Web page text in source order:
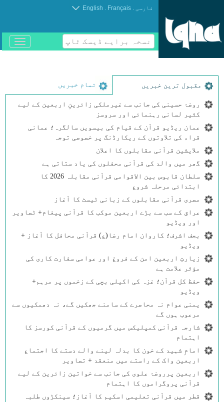
فارسی .
Français
.
English
نسخہ برایے ڈیسک ٹاپ
باز
و
مقبول ترین خبریں تمام خبریں
روضۂ حسینی کی جانب سے غیرملکی زائرینِ اربعین کے لیے
کثیر لسانی رہنمائی اور سروسز
عمان ریڈیو قرآن کے قیام کی بیسویں سالگرہ؛ عمانی
قراء کی تلاوتوں کے ریکارڈنگ پر خصوصی توجہ
ملایشین قرآنی مقابلوں کا اعلان
گھر میں والد کی قرآنی محفلوں کی یاد ستاتی ہے
سلطان قابوس بین الاقوامی قرآنی مقابلہ 2026 کا
ابتدائی مرحلہ شروع
مصری قرآنی مقابلوں کے زبانی ٹیسٹ کا آغاز
عراق کے سب سے بڑے اربعین موکب کا قرآنی پیغام+ ٹصاویر
اور ویڈیو
بجف اشرف؛ کاروان امام رضا(ع) قرآنی محافل کا آغاز +
ویڈیو
زیارتِ اربعین امن کے فروغ اور عوامی سفارت کاری کی
مؤثر علامت ہے
حفظ کل قرآن؛ غزہ کی اکیلی بچی کے زخموں پر مرہم+
ویڈیو
یمنی عوام نہ محاصرے کے سامنے جھکیں گے، نہ دھمکیوں سے
مرعوب ہوں گے
شارجہ قرآنی کمپلیکس میں گرمیوں کے قرآنی کورسز کا
اہتمام
امامِ شہید کے خون کا بدلہ لینے والے دستے کا اجتماع
اربعین واک کے راستے میں منعقد + تصاویر
اربعین پرروضۂ علوی کی جانب سے خواتین زائرین کے لیے
قرآنی پروگراموں کا اہتمام
قطر میں قرآنی تعلیمی اسکیم کا آغاز؛ سینکڑوں طلبہ